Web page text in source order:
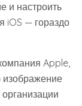
и настроить
iOS — гораздо
Apple,
изображение